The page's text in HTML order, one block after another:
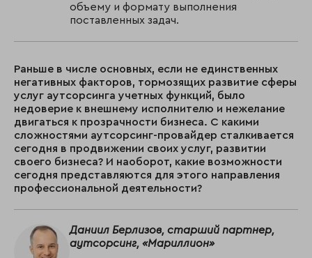
объему и формату выполнения
поставленных задач.
Раньше в числе основных, если не единственных
негативных факторов, тормозящих развитие сферы
услуг аутсорсинга учетных функций, было
недоверие к внешнему исполнителю и нежелание
двигаться к прозрачности бизнеса. С какими
сложностями аутсорсинг-провайдер сталкивается
сегодня в продвижении своих услуг, развитии
своего бизнеса? И наоборот, какие возможности
сегодня представляются для этого направления
профессиональной деятельности?
Даниил Берлизов, старший партнер,
аутсорсинг, «Мариллион»